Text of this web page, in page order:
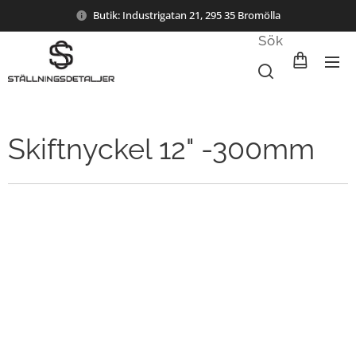
Butik: Industrigatan 21, 295 35 Bromölla
Sök
Skiftnyckel 12" -300mm